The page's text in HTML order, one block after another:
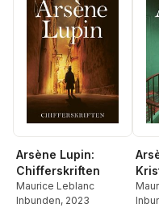
Arsène Lupin:
Chifferskriften
Maurice Leblanc
Inbunden, 2023